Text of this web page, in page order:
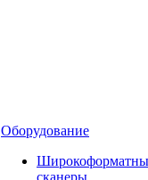
Оборудование
сканеры